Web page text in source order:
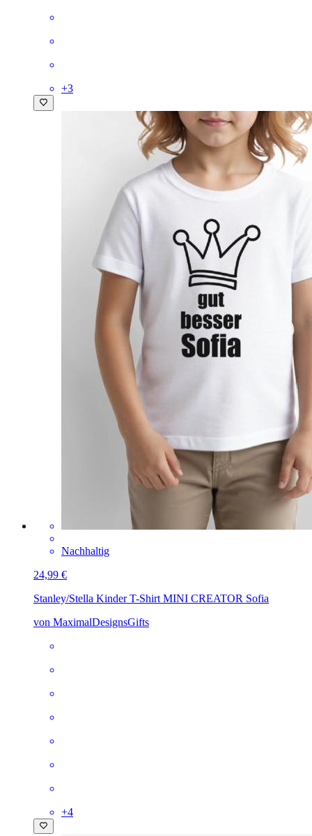
+3
Nachhaltig
24,99 €
Stanley/Stella Kinder T-Shirt MINI CREATOR Sofia
von MaximalDesignsGifts
+4